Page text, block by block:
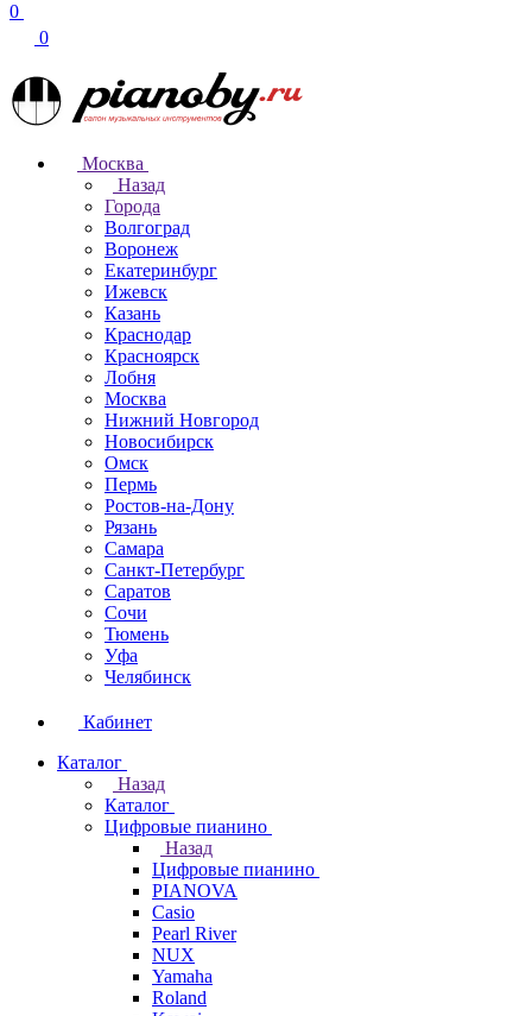
0
0
Москва
Назад
Города
Волгоград
Воронеж
Екатеринбург
Ижевск
Казань
Краснодар
Красноярск
Лобня
Москва
Нижний Новгород
Новосибирск
Омск
Пермь
Ростов-на-Дону
Рязань
Самара
Санкт-Петербург
Саратов
Сочи
Тюмень
Уфа
Челябинск
Кабинет
Каталог
Назад
Каталог
Цифровые пианино
Назад
Цифровые пианино
PIANOVA
Casio
Pearl River
NUX
Yamaha
Roland